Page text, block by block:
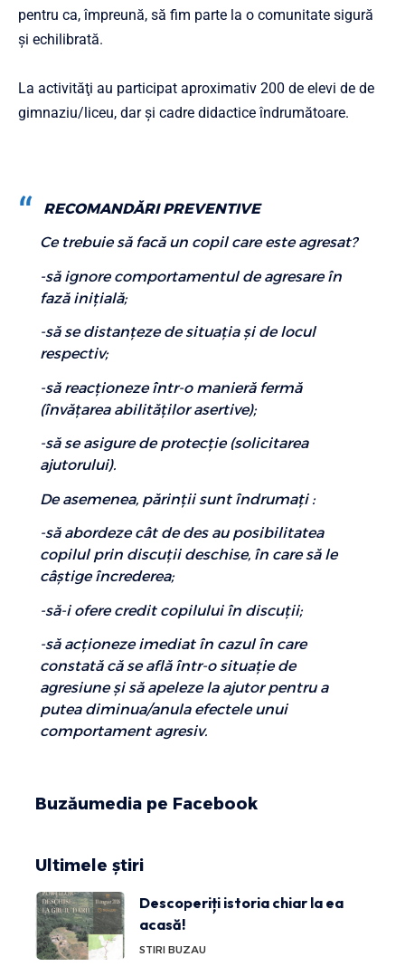
pentru ca, împreună, să fim parte la o comunitate sigură
şi echilibrată.
La activităţi au participat aproximativ 200 de elevi de de
gimnaziu/liceu, dar şi cadre didactice îndrumătoare.
RECOMANDĂRI PREVENTIVE
Ce trebuie să facă un copil care este agresat?
-să ignore comportamentul de agresare în
fază iniţială;
-să se distanţeze de situaţia şi de locul
respectiv;
-să reacţioneze într-o manieră fermă
(învăţarea abilităţilor asertive);
-să se asigure de protecţie (solicitarea
ajutorului).
De asemenea, părinţii sunt îndrumaţi :
-să abordeze cât de des au posibilitatea
copilul prin discuţii deschise, în care să le
câştige încrederea;
-să-i ofere credit copilului în discuţii;
-să acţioneze imediat în cazul în care
constată că se află într-o situaţie de
agresiune şi să apeleze la ajutor pentru a
putea diminua/anula efectele unui
comportament agresiv.
Buzăumedia pe Facebook
Ultimele știri
Descoperiți istoria chiar la ea
acasă!
STIRI BUZAU